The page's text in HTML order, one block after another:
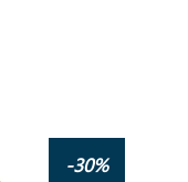
-30%